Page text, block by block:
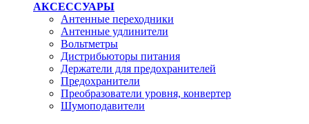
АКСЕССУАРЫ
Антенные переходники
Антенные удлинители
Вольтметры
Дистрибьюторы питания
Держатели для предохранителей
Предохранители
Преобразователи уровня, конвертер
Шумоподавители